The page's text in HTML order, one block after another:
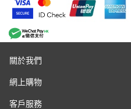
關於我們
網上購物
客戶服務